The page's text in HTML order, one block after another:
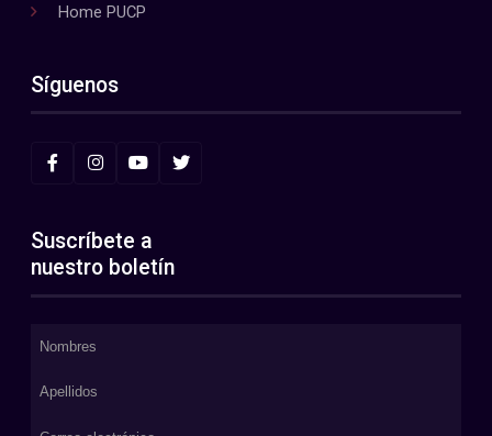
Home PUCP
Síguenos
Suscríbete a
nuestro boletín